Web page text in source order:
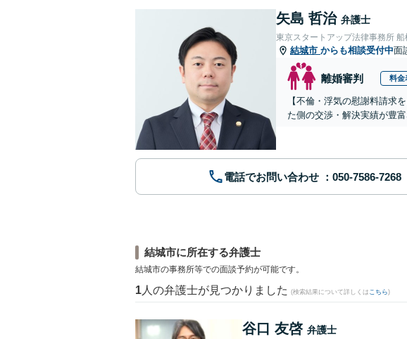
矢島 哲治 弁護士
東京スタートアップ法律事務所 船
結城市 からも相談受付中面
離婚審判 料金
【不倫・浮気の慰謝料請求
た側の交渉・解決実績が豊
電話でお問い合わせ
結城市に所在する弁護士
結城市の事務所等での面談予約が可能です。
1 人の弁護士が見つかりました (検索結果について詳しくは こちら)
谷口 友啓 弁護士